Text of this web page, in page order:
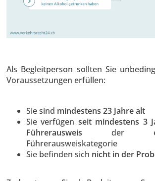
Als Begleitperson sollten Sie
Voraussetzungen erfüllen:
Sie sind mindestens 23 Jahre alt
Sie verfügen seit mindestens 3
Führerausweis der
Führerausweiskategorie
Sie befinden sich nicht in der